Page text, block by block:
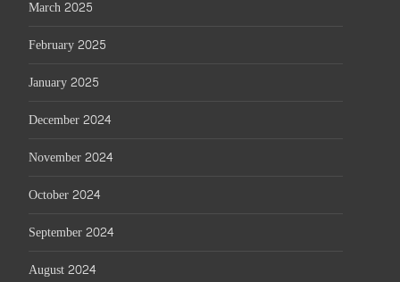
March 2025
February 2025
January 2025
December 2024
November 2024
October 2024
September 2024
August 2024